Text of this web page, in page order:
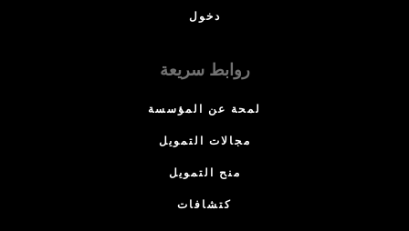
دخول
روابط سريعة
لمحة عن المؤسسة
مجالات التمويل
منح التمويل
كتشافات